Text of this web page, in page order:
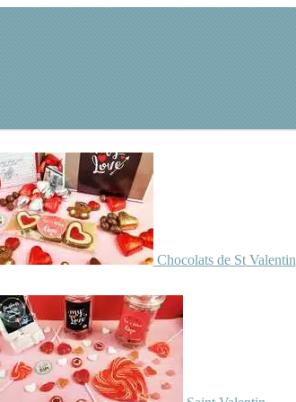
Chocolats de St Valentin